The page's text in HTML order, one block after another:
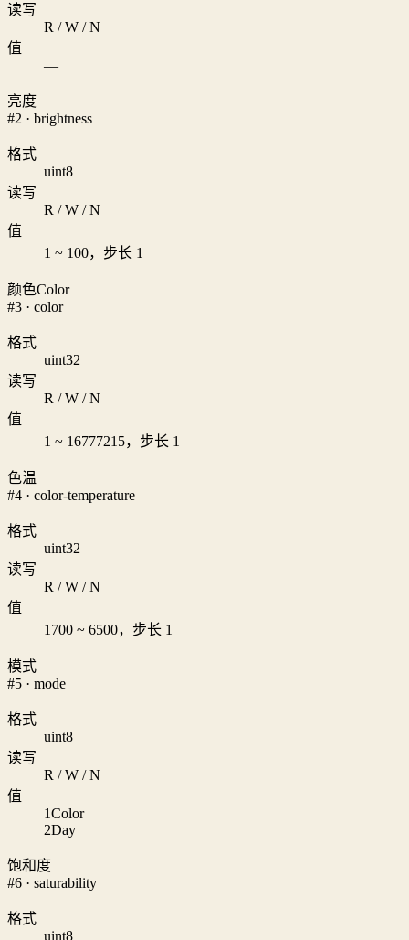
读写
R / W / N
值
—
亮度
#2 · brightness
格式
uint8
读写
R / W / N
值
1 ~ 100，步长 1
颜色Color
#3 · color
格式
uint32
读写
R / W / N
值
1 ~ 16777215，步长 1
色温
#4 · color-temperature
格式
uint32
读写
R / W / N
值
1700 ~ 6500，步长 1
模式
#5 · mode
格式
uint8
读写
R / W / N
值
1Color
2Day
饱和度
#6 · saturability
格式
uint8